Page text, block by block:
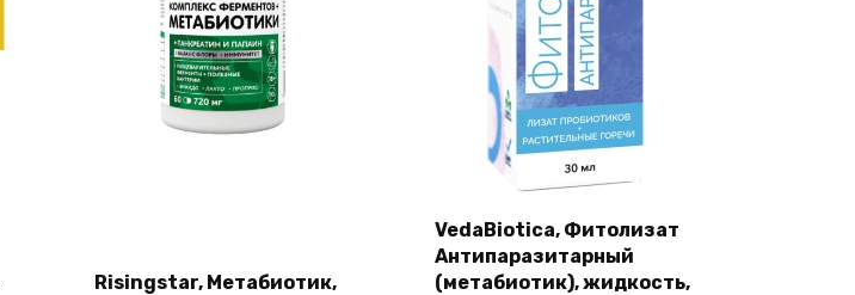
Risingstar, Метабиотик,
VedaBiotica, Фитолизат
Антипаразитарный
(метабиотик), жидкость,